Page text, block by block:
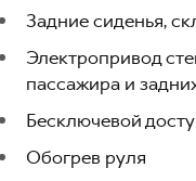
Задние сиденья,
Электропривод
пассажира и
Бесключевой
Обогрев руля